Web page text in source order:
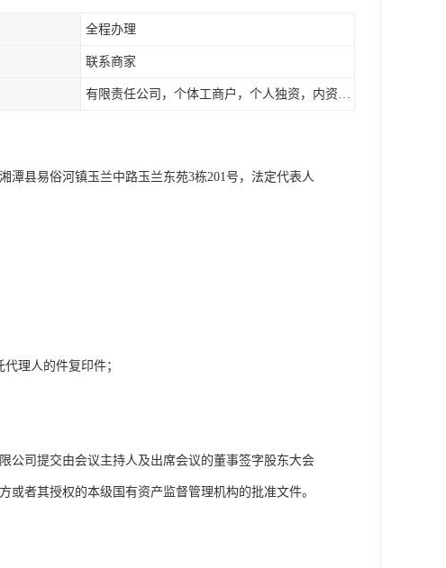
全程办理
联系商家
有限责任公司，个体工商户，个人独资，内资，外资
潭县易俗河镇玉兰中路玉兰东苑3栋201号，法定代表人
理人的件复印件；
公司提交由会议主持人及出席会议的董事签字股东大会
者其授权的本级国有资产监督管理机构的批准文件。